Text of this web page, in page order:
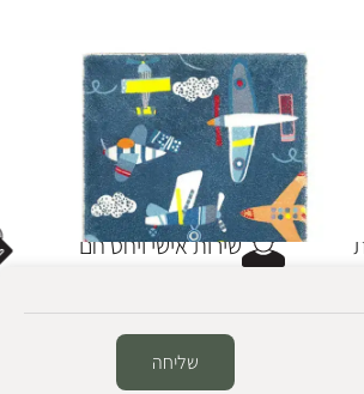
שירות אישי ויחס חם
שליחה